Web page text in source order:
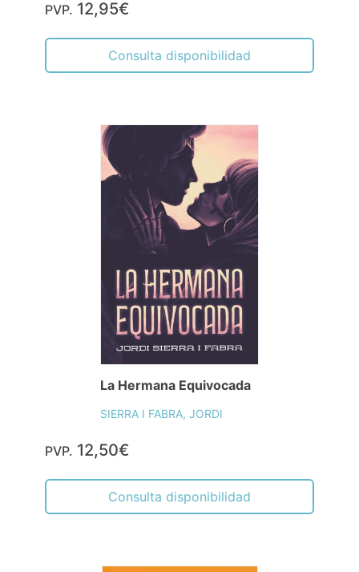
PVP. 12,95€
Consulta disponibilidad
La Hermana Equivocada
SIERRA I FABRA, JORDI
PVP. 12,50€
Consulta disponibilidad